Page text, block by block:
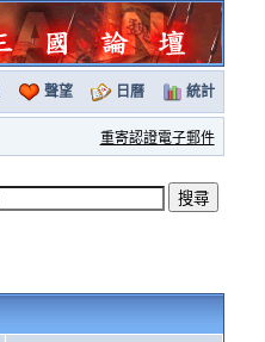
聲望 日曆 統計
重寄認證電子郵件